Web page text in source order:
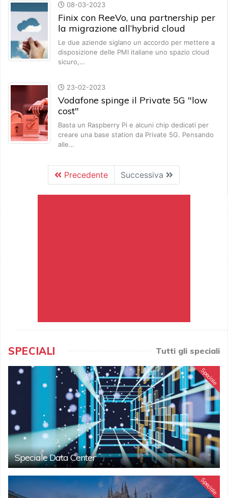
08-03-2023
Finix con ReeVo, una partnership per
la migrazione all’hybrid cloud
Le due aziende siglano un accordo per mettere a
disposizione delle PMI italiane uno spazio cloud
sicuro,…
23-02-2023
Vodafone spinge il Private 5G "low
cost"
Basta un Raspberry Pi e alcuni chip dedicati per
creare una base station da Private 5G. Pensando
alle…
Precedente Successiva
SPECIALI Tutti gli speciali
Speciale
Speciale Data Center
Speciale